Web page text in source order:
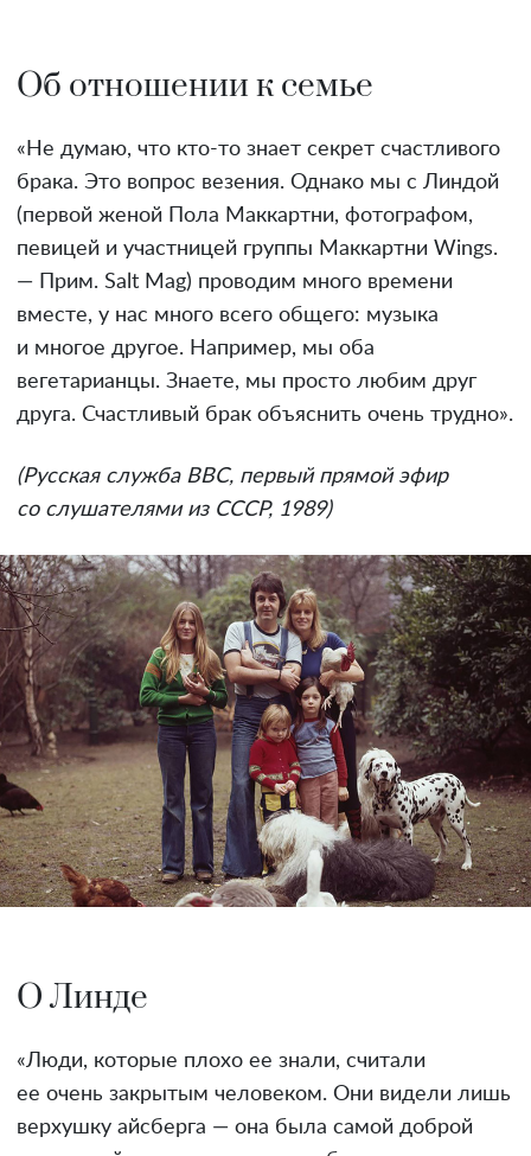
Об отношении к семье
«Не думаю, что кто-то знает секрет счастливого
брака. Это вопрос везения. Однако мы с Линдой
(первой женой Пола Маккартни, фотографом,
певицей и участницей группы Маккартни Wings.
— Прим. Salt Mag) проводим много времени
вместе, у нас много всего общего: музыка
и многое другое. Например, мы оба
вегетарианцы. Знаете, мы просто любим друг
друга. Счастливый брак объяснить очень трудно».
(Русская служба BBC, первый прямой эфир
со слушателями из СССР, 1989)
О Линде
«Люди, которые плохо ее знали, считали
ее очень закрытым человеком. Они видели лишь
верхушку айсберга — она была самой доброй